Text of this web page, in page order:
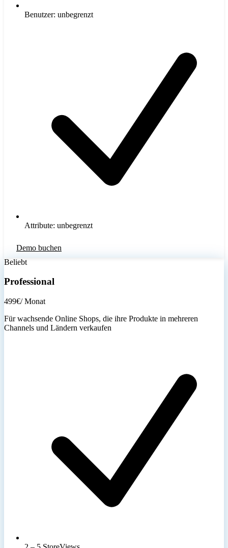
Benutzer: unbegrenzt
Attribute: unbegrenzt
Demo buchen
Beliebt
Professional
499€/ Monat
Für wachsende Online Shops, die ihre Produkte in mehreren
Channels und Ländern verkaufen